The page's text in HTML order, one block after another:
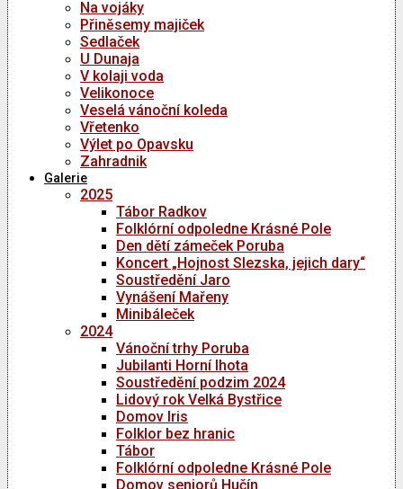
Na vojáky
Přiněsemy majiček
Sedlaček
U Dunaja
V kolaji voda
Velikonoce
Veselá vánoční koleda
Vřetenko
Výlet po Opavsku
Zahradnik
Galerie
2025
Tábor Radkov
Folklórní odpoledne Krásné Pole
Den dětí zámeček Poruba
Koncert „Hojnost Slezska, jejich dary“
Soustředění Jaro
Vynášení Mařeny
Minibáleček
2024
Vánoční trhy Poruba
Jubilanti Horní lhota
Soustředění podzim 2024
Lidový rok Velká Bystřice
Domov Iris
Folklor bez hranic
Tábor
Folklórní odpoledne Krásné Pole
Domov seniorů Hučín